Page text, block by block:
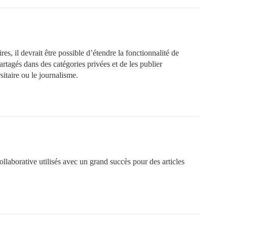
il devrait être possible d’étendre la fonctionnalité de
dans des catégories privées et de les publier
ou le journalisme.
utilisés avec un grand succès pour des articles